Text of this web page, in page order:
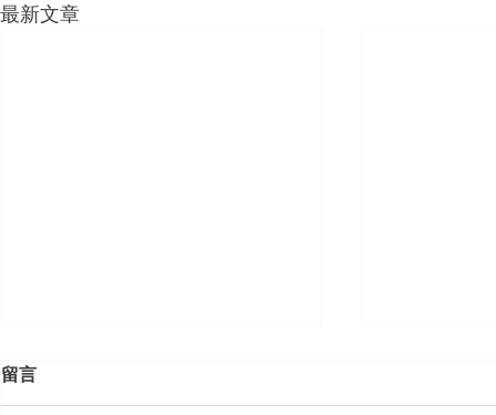
最新文章
留言